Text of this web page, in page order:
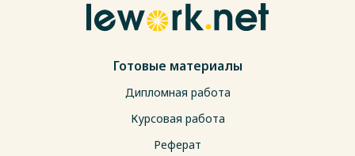
Готовые материалы
Дипломная работа
Курсовая работа
Реферат